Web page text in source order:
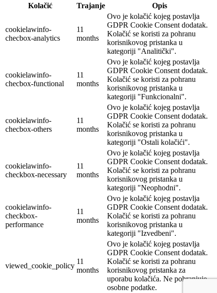
Kolačić
Trajanje Opis
cookielawinfo-
checbox-analytics
11
months
Ovo je kolačić kojeg postavlja
GDPR Cookie Consent dodatak.
Kolačić se koristi za pohranu
korisnikovog pristanka u
kategoriji "Analitički".
cookielawinfo-
checbox-functional
11
months
Ovo je kolačić kojeg postavlja
GDPR Cookie Consent dodatak.
Kolačić se koristi za pohranu
korisnikovog pristanka u
kategoriji "Funkcionalni".
cookielawinfo-
checbox-others
11
months
Ovo je kolačić kojeg postavlja
GDPR Cookie Consent dodatak.
Kolačić se koristi za pohranu
korisnikovog pristanka u
kategoriji "Ostali kolačići".
cookielawinfo-
checkbox-necessary
11
months
Ovo je kolačić kojeg postavlja
GDPR Cookie Consent dodatak.
Kolačić se koristi za pohranu
korisnikovog pristanka u
kategoriji "Neophodni".
cookielawinfo-
checkbox-
performance
11
months
Ovo je kolačić kojeg postavlja
GDPR Cookie Consent dodatak.
Kolačić se koristi za pohranu
korisnikovog pristanka u
kategoriji "Izvedbeni".
viewed_cookie_policy
11
months
Ovo je kolačić kojeg postavlja
GDPR Cookie Consent dodatak.
Kolačić se koristi za pohranu
korisnikovog pristanka za
uporabu kolačića. Ne pohranjuje
osobne podatke.